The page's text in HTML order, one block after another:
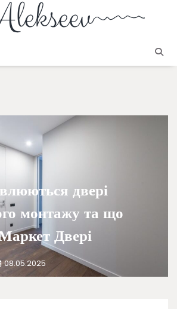
двері
монтажу та що
Двері
08.05.2025